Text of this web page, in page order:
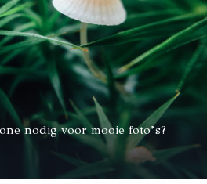
nodig voor mooie foto’s?